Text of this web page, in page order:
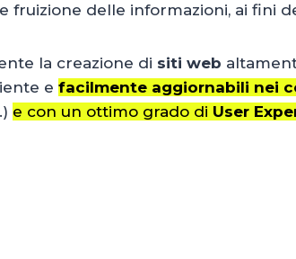
fruizione delle informazioni, ai fini
la creazione di siti web
e facilmente aggiornabili nei
e con un ottimo grado di User